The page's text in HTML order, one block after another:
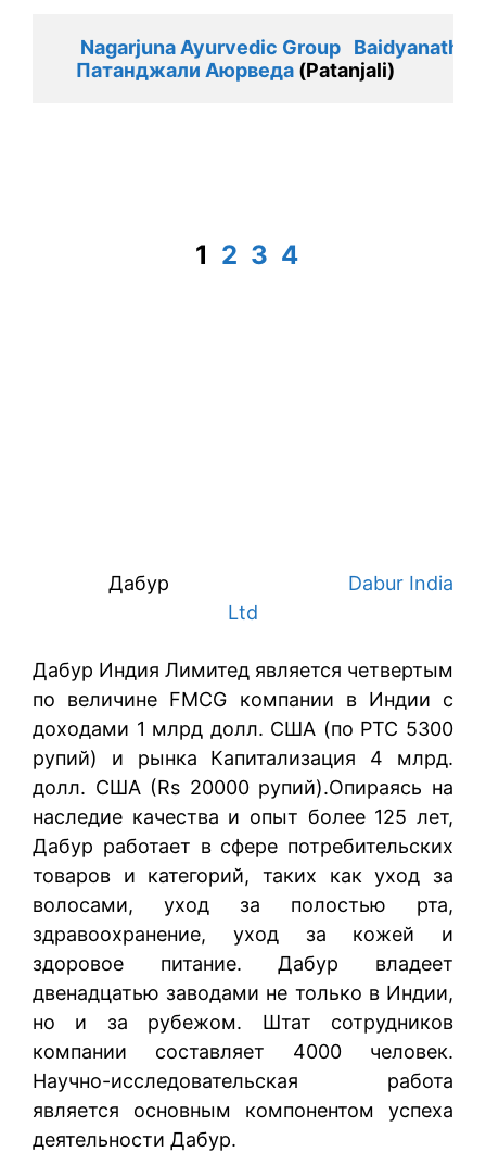
Nagarjuna Ayurvedic Group Baidyanath
Патанджали Аюрведа (Patanjali)
1 2 3 4
Дабур
Dabur India
Ltd
Дабур Индия Лимитед является четвертым
по величине FMCG компании в Индии с
доходами 1 млрд долл. США (по РТС 5300
рупий) и рынка Капитализация 4 млрд.
долл. США (Rs 20000 рупий).Опираясь на
наследие качества и опыт более 125 лет,
Дабур работает в сфере потребительских
товаров и категорий, таких как уход за
волосами, уход за полостью рта,
здравоохранение, уход за кожей и
здоровое питание. Дабур владеет
двенадцатью заводами не только в Индии,
но и за рубежом. Штат сотрудников
компании составляет 4000 человек.
Научно-исследовательская работа
является основным компонентом успеха
деятельности Дабур.